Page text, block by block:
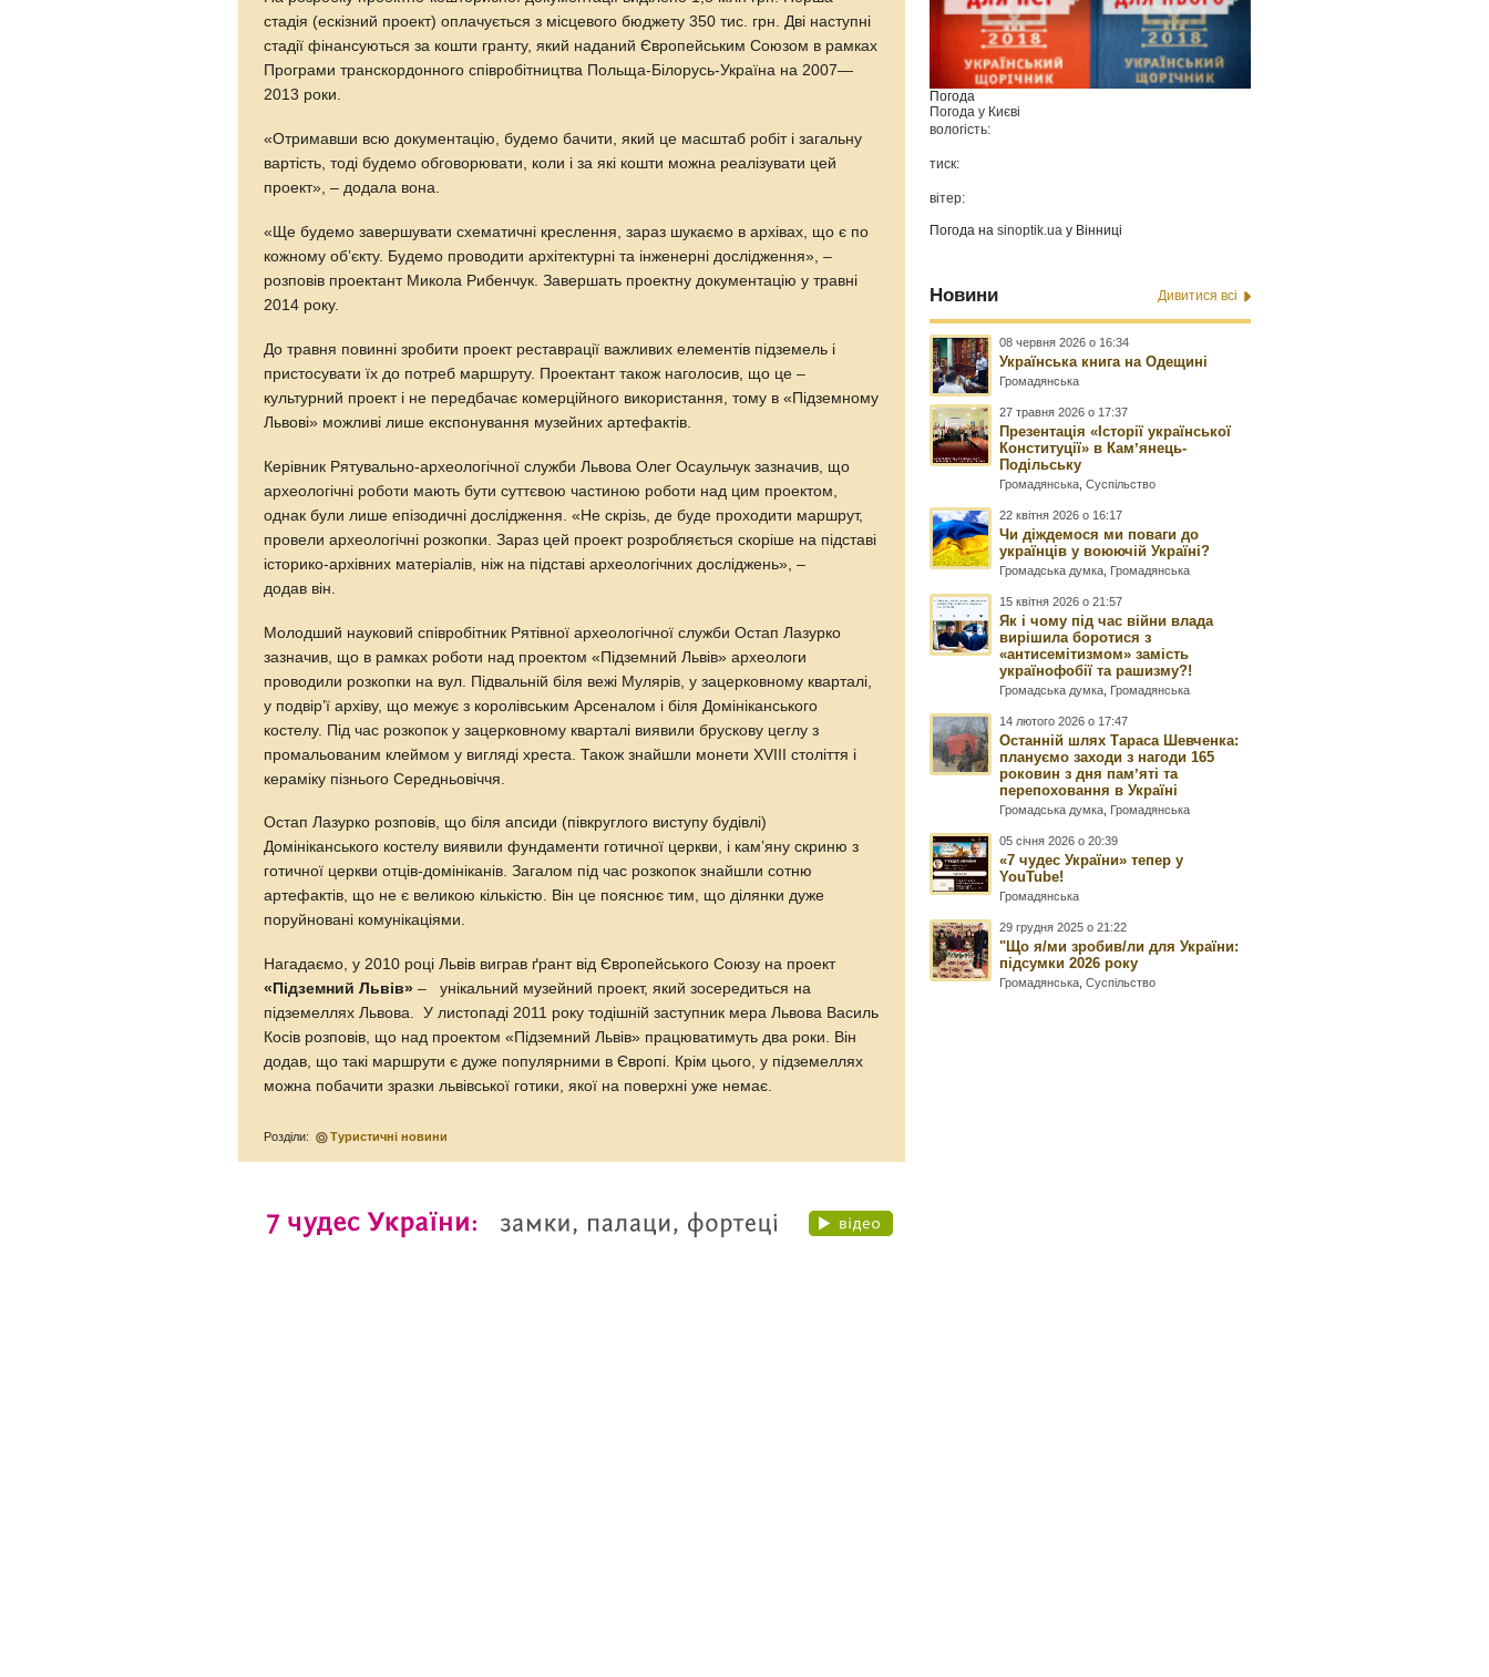
стадія (ескізний проект) оплачується з місцевого бюджету 350 тис. грн. Дві наступні
стадії фінансуються за кошти гранту, який наданий Європейським Союзом в рамках
Програми транскордонного співробітництва Польща-Білорусь-Україна на 2007—
2013 роки.
«Отримавши всю документацію, будемо бачити, який це масштаб робіт і загальну
вартість, тоді будемо обговорювати, коли і за які кошти можна реалізувати цей
проект», – додала вона.
«Ще будемо завершувати схематичні креслення, зараз шукаємо в архівах, що є по
кожному об’єкту. Будемо проводити архітектурні та інженерні дослідження», –
розповів проектант Микола Рибенчук. Завершать проектну документацію у травні
2014 року.
До травня повинні зробити проект реставрації важливих елементів підземель і
пристосувати їх до потреб маршруту. Проектант також наголосив, що це –
культурний проект і не передбачає комерційного використання, тому в «Підземному
Львові» можливі лише експонування музейних артефактів.
Керівник Рятувально-археологічної служби Львова Олег Осаульчук зазначив, що
археологічні роботи мають бути суттєвою частиною роботи над цим проектом,
однак були лише епізодичні дослідження. «Не скрізь, де буде проходити маршрут,
провели археологічні розкопки. Зараз цей проект розробляється скоріше на підставі
історико-архівних матеріалів, ніж на підставі археологічних досліджень», –
додав він.
Молодший науковий співробітник Рятівної археологічної служби Остап Лазурко
зазначив, що в рамках роботи над проектом «Підземний Львів» археологи
проводили розкопки на вул. Підвальній біля вежі Мулярів, у зацерковному кварталі,
у подвір’ї архіву, що межує з королівським Арсеналом і біля Домініканського
костелу. Під час розкопок у зацерковному кварталі виявили брускову цеглу з
промальованим клеймом у вигляді хреста. Також знайшли монети XVIII століття і
кераміку пізнього Середньовіччя.
Остап Лазурко розповів, що біля апсиди (півкруглого виступу будівлі)
Домініканського костелу виявили фундаменти готичної церкви, і кам’яну скриню з
готичної церкви отців-домініканів. Загалом під час розкопок знайшли сотню
артефактів, що не є великою кількістю. Він це пояснює тим, що ділянки дуже
поруйновані комунікаціями.
Нагадаємо, у 2010 році Львів виграв ґрант від Європейського Союзу на проект
«Підземний Львів» – унікальний музейний проект, який зосередиться на
підземеллях Львова. У листопаді 2011 року тодішній заступник мера Львова Василь
Косів розповів, що над проектом «Підземний Львів» працюватимуть два роки. Він
додав, що такі маршрути є дуже популярними в Європі. Крім цього, у підземеллях
можна побачити зразки львівської готики, якої на поверхні уже немає.
Розділи: Туристичні новини
Погода
Погода у Києві
вологість:
тиск:
вітер:
Погода наsinoptik.ua у Вінниці
Новини Дивитися всі
08 червня 2026 о 16:34
Українська книга на Одещині
Громадянська
27 травня 2026 о 17:37
Презентація «Історії української
Конституції» в Камʼянець-
Подільську
Громадянська ,Суспільство
22 квітня 2026 о 16:17
Чи діждемося ми поваги до
українців у воюючій Україні?
Громадська думка Громадянська
15 квітня 2026 о 21:57
Як і чому під час війни влада
вирішила боротися з
«антисемітизмом» замість
українофобії та рашизму?!
Громадська думка Громадянська
14 лютого 2026 о 17:47
Останній шлях Тараса Шевченка:
плануємо заходи з нагоди 165
роковин з дня памʼяті та
перепоховання в Україні
Громадська думка Громадянська
05 січня 2026 о 20:39
«7 чудес України» тепер у
YouTube!
Громадянська
29 грудня 2025 о 21:22
"Що я/ми зробив/ли для України:
підсумки 2026 року
Громадянська ,Суспільство